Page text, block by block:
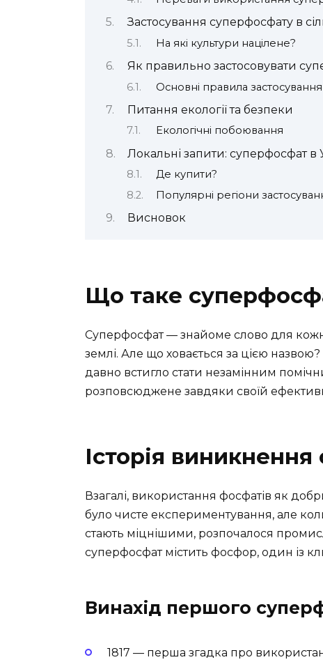
Застосування суперфосфату в
На які культури націлене?
Як правильно застосовувати
Основні правила застосування
Питання екології та безпеки
Екологічні побоювання
Локальні запити: суперфосфат в
Де купити?
Популярні регіони
Висновок
Що таке
Суперфосфат — знайоме слово для
землі. Але що ховається за цією
давно встигло стати незамінним
розповсюджене завдяки своїй
Історія
Взагалі, використання фосфатів як
було чисте експериментування, але
стають міцнішими, розпочалося
суперфосфат містить фосфор, один із
Винахід першого
1817 — перша згадка про